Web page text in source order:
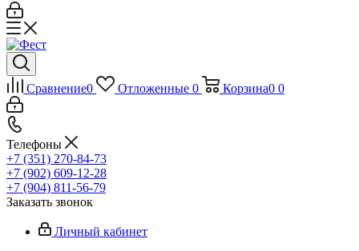
Сравнение0 Отложенные 0 Корзина0 0
Телефоны
+7 (351) 270-84-73
+7 (902) 609-12-28
+7 (904) 811-56-79
Заказать звонок
Личный кабинет